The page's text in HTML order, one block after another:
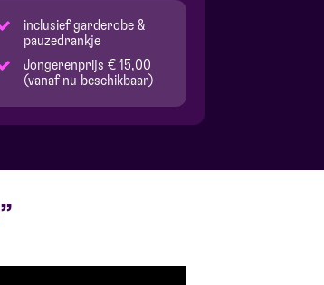
inclusief garderobe &
pauzedrankje
Jongerenprijs € 15,00
(vanaf nu beschikbaar)